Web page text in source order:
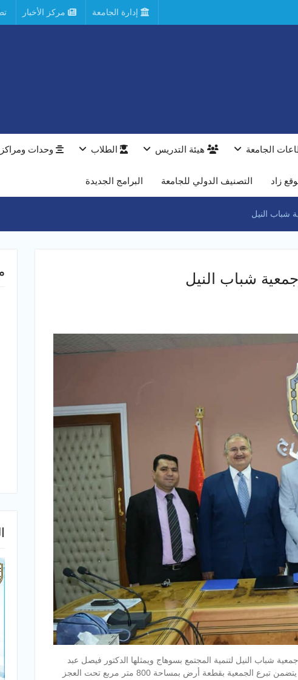
إدارة الجامعة مركز الأخبار
الجامعة هيئة التدريس الطلاب وحدات ومراكز
زاد التصنيف الدولي للجامعة البرامج الجديدة
شباب النيل
شباب النيل
شباب النيل لتنمية المجتمع بسوهاج ويمثلها الدكتور فيصل عبد
اللطيف رئيس مجلس الادارة، وذلك في إطار اتفاق بين الطرفين يتضمن تبرع الجمعية بقطعة أرض بمساحة 800 متر مربع تحت العجز